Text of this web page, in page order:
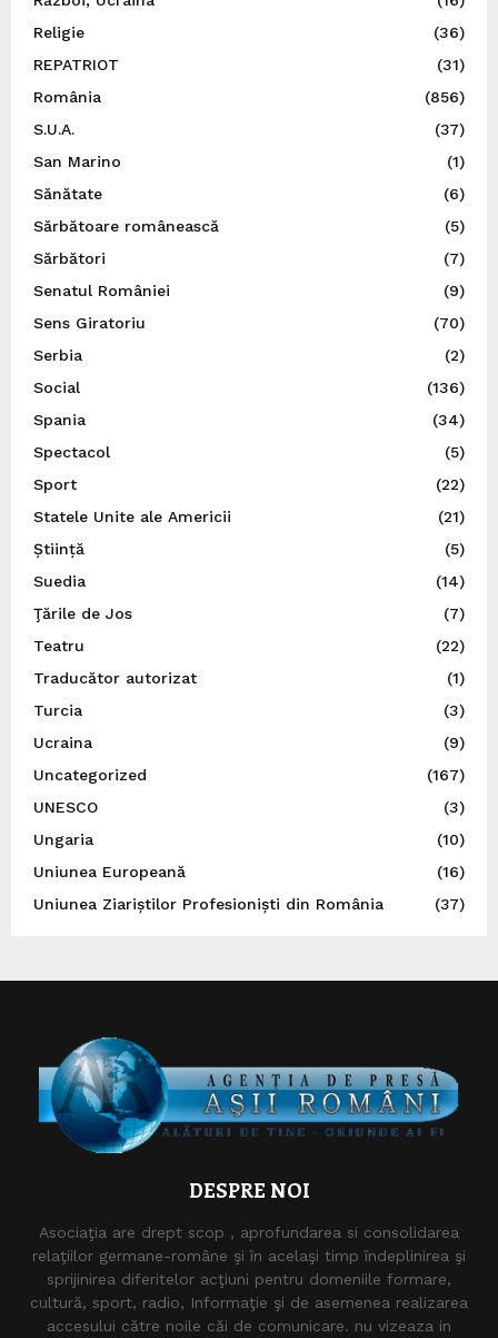
Religie
(36)
REPATRIOT
(31)
România
(856)
S.U.A.
(37)
San Marino
(1)
Sănătate
(6)
Sărbătoare românească
(5)
Sărbători
(7)
Senatul României
(9)
Sens Giratoriu
(70)
Serbia
(2)
Social
(136)
Spania
(34)
Spectacol
(5)
Sport
(22)
Statele Unite ale Americii
(21)
Știință
(5)
Suedia
(14)
Ţările de Jos
(7)
Teatru
(22)
Traducător autorizat
(1)
Turcia
(3)
Ucraina
(9)
Uncategorized
(167)
UNESCO
(3)
Ungaria
(10)
Uniunea Europeană
(16)
Uniunea Ziariștilor Profesioniști din România
(37)
DESPRE NOI
Asociaţia are drept scop , aprofundarea si consolidarea
relaţiilor germane-române şi în acelaşi timp îndeplinirea şi
sprijinirea diferitelor acţiuni pentru domeniile formare,
cultură, sport, radio, Informaţie şi de asemenea realizarea
accesului către noile căi de comunicare. nu vizeaza in